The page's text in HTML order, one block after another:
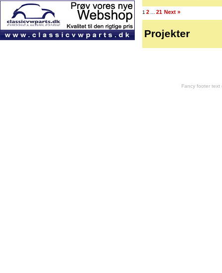
1 2 21 Next »
Projekter
Fancy footer